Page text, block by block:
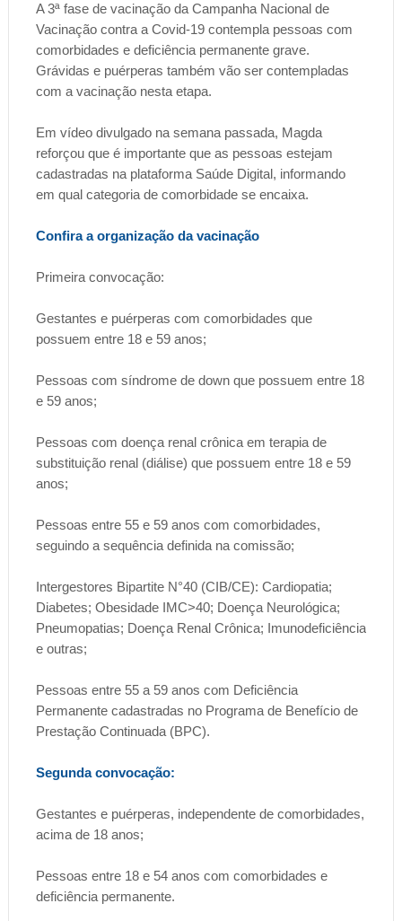
A 3ª fase de vacinação da Campanha Nacional de
Vacinação contra a Covid-19 contempla pessoas com
comorbidades e deficiência permanente grave.
Grávidas e puérperas também vão ser contempladas
com a vacinação nesta etapa.
Em vídeo divulgado na semana passada, Magda
reforçou que é importante que as pessoas estejam
cadastradas na plataforma Saúde Digital, informando
em qual categoria de comorbidade se encaixa.
Confira a organização da vacinação
Primeira convocação:
Gestantes e puérperas com comorbidades que
possuem entre 18 e 59 anos;
Pessoas com síndrome de down que possuem entre 18
e 59 anos;
Pessoas com doença renal crônica em terapia de
substituição renal (diálise) que possuem entre 18 e 59
anos;
Pessoas entre 55 e 59 anos com comorbidades,
seguindo a sequência definida na comissão;
Intergestores Bipartite N°40 (CIB/CE): Cardiopatia;
Diabetes; Obesidade IMC>40; Doença Neurológica;
Pneumopatias; Doença Renal Crônica; Imunodeficiência
e outras;
Pessoas entre 55 a 59 anos com Deficiência
Permanente cadastradas no Programa de Benefício de
Prestação Continuada (BPC).
Segunda convocação:
Gestantes e puérperas, independente de comorbidades,
acima de 18 anos;
Pessoas entre 18 e 54 anos com comorbidades e
deficiência permanente.